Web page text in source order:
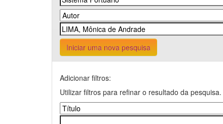
Iniciar uma nova pesquisa
Adicionar filtros:
Utilizar filtros para refinar o resultado da pesquisa.